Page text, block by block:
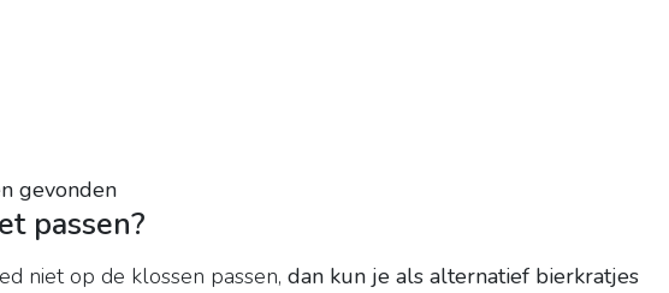
gevonden
passen?
niet op de klossen passen, dan kun je als alternatief bierkratjes